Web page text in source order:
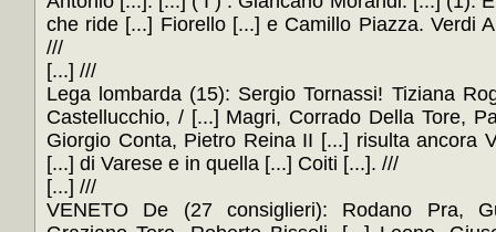
che ride [...] Fiorello [...] e Camillo Piazza. Verdi
///
[...] ///
Lega lombarda (15): Sergio Tornassi! Tiziana
Castellucchio, / [...] Magri, Corrado Della Tore,
Giorgio Conta, Pietro Reina II [...] risulta ancora
[...] di Varese e in quella [...] Coiti [...]. ///
[...] ///
VENETO De (27 consiglieri): Rodano Pra,